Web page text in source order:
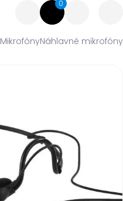
0
MikrofónyNáhlavné mikrofóny